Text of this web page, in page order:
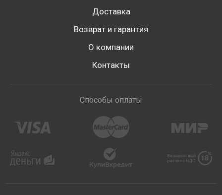
Доставка
Возврат и гарантия
О компании
Контакты
Способы оплаты